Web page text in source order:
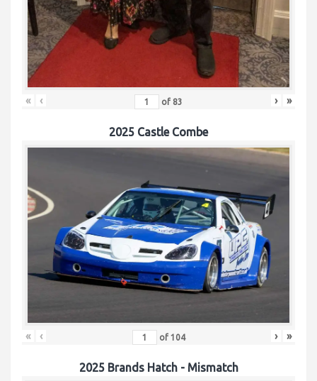
« ‹ of 83 › »
2025 Castle Combe
« ‹ of 104 › »
2025 Brands Hatch - Mismatch